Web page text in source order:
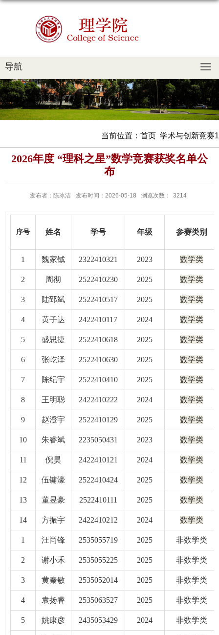
导航
当前位置： 首页 学术与创新竞赛1
2026年度 “理科之星”数学竞赛获奖名单公
布
发布者：陈冰洁 发布时间：2026-05-18 浏览次数： 3214
序号 姓名 学号 年级 参赛类别
1 魏家铖 2322410321 2023 数学类
2 周彻 2522410230 2025 数学类
3 陆郅斌 2522410517 2025 数学类
4 黄子达 2422410117 2024 数学类
5 盛思捷 2522410618 2025 数学类
6 张屹泽 2522410630 2025 数学类
7 陈纪宇 2522410410 2025 数学类
8 王明聪 2422410222 2024 数学类
9 赵澄宇 2522410129 2025 数学类
10 朱睿斌 2235050431 2023 数学类
11 倪昊 2422410121 2024 数学类
12 伍镛濠 2522410424 2025 数学类
13 董昱豪 2522410111 2025 数学类
14 方振宇 2422410212 2024 数学类
1 汪尚锋 2535055719 2025 非数学类
2 谢小禾 2535055225 2025 非数学类
3 黄秦敏 2535052014 2025 非数学类
4 袁扬睿 2535063527 2025 非数学类
5 姚康彦 2435053429 2024 非数学类